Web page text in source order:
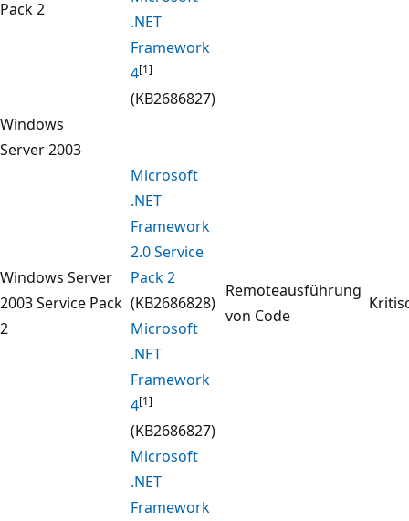
Pack 2
.NET
Framework
4[1]
(KB2686827)
Windows
Server 2003
Windows Server
2003 Service Pack
2
Microsoft
.NET
Framework
2.0 Service
Pack 2
(KB2686828)
Microsoft
.NET
Framework
4[1]
(KB2686827)
Remoteausführung
von Code
Microsoft
.NET
Framework